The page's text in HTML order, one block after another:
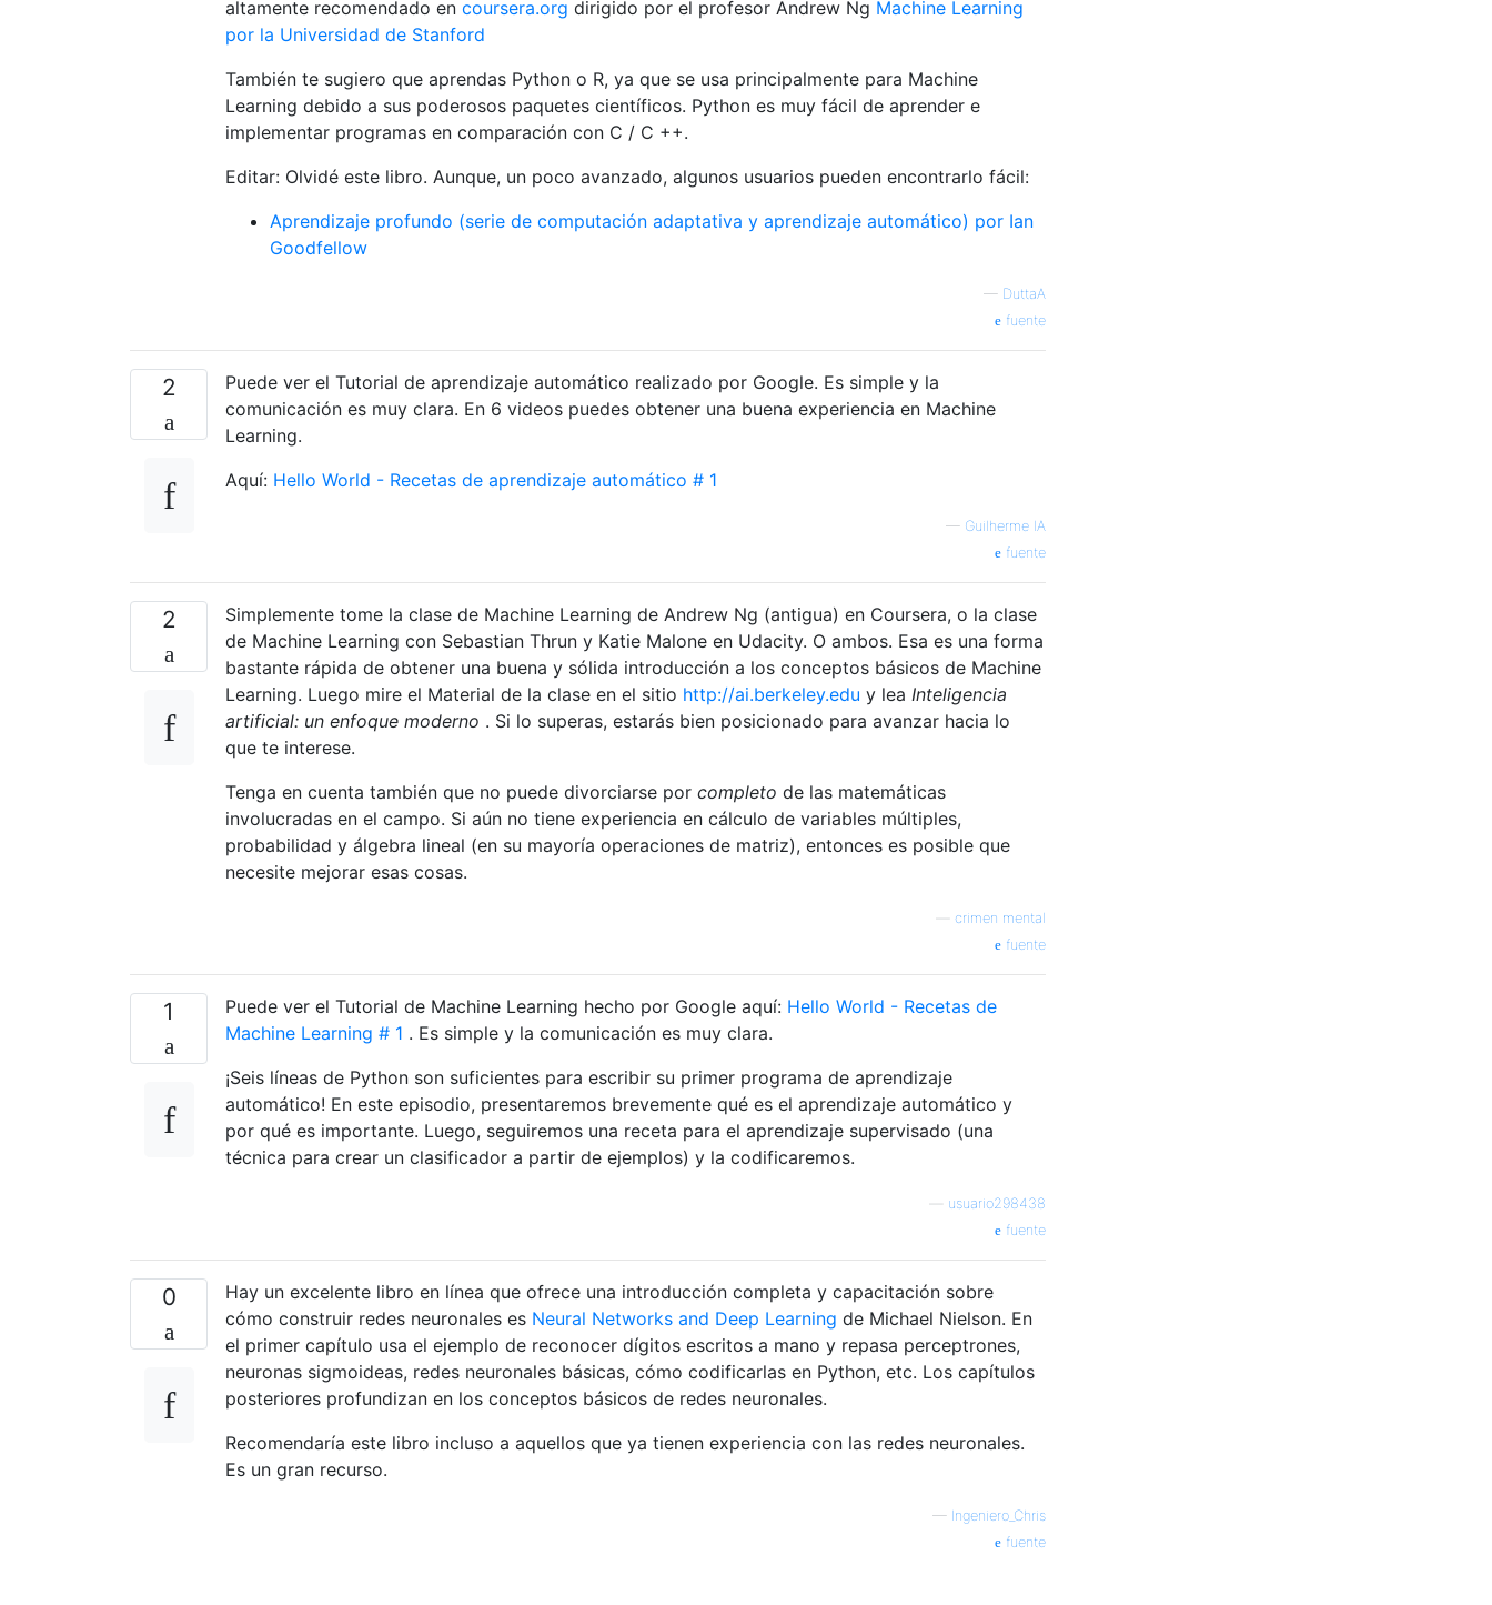
altamente recomendado en coursera.org dirigido por el profesor Andrew Ng Machine Learning
por la Universidad de Stanford
También te sugiero que aprendas Python o R, ya que se usa principalmente para Machine
Learning debido a sus poderosos paquetes científicos. Python es muy fácil de aprender e
implementar programas en comparación con C / C ++.
Editar: Olvidé este libro. Aunque, un poco avanzado, algunos usuarios pueden encontrarlo fácil:
Aprendizaje profundo (serie de computación adaptativa y aprendizaje automático) por Ian
Goodfellow
— DuttaA
fuente
2
Puede ver el Tutorial de aprendizaje automático realizado por Google. Es simple y la
comunicación es muy clara. En 6 videos puedes obtener una buena experiencia en Machine
Learning.
Aquí: Hello World - Recetas de aprendizaje automático # 1
— Guilherme IA
fuente
2
Simplemente tome la clase de Machine Learning de Andrew Ng (antigua) en Coursera, o la clase
de Machine Learning con Sebastian Thrun y Katie Malone en Udacity. O ambos. Esa es una forma
bastante rápida de obtener una buena y sólida introducción a los conceptos básicos de Machine
Learning. Luego mire el Material de la clase en el sitio http://ai.berkeley.edu y lea Inteligencia
artificial: un enfoque moderno . Si lo superas, estarás bien posicionado para avanzar hacia lo
que te interese.
Tenga en cuenta también que no puede divorciarse por completo de las matemáticas
involucradas en el campo. Si aún no tiene experiencia en cálculo de variables múltiples,
probabilidad y álgebra lineal (en su mayoría operaciones de matriz), entonces es posible que
necesite mejorar esas cosas.
crimen mental
fuente
1 Puede ver el Tutorial de Machine Learning hecho por Google aquí: Hello World - Recetas de
Machine Learning # 1 . Es simple y la comunicación es muy clara.
¡Seis líneas de Python son suficientes para escribir su primer programa de aprendizaje
automático! En este episodio, presentaremos brevemente qué es el aprendizaje automático y
por qué es importante. Luego, seguiremos una receta para el aprendizaje supervisado (una
técnica para crear un clasificador a partir de ejemplos) y la codificaremos.
usuario298438
fuente
0
Hay un excelente libro en línea que ofrece una introducción completa y capacitación sobre
cómo construir redes neuronales es Neural Networks and Deep Learning de Michael Nielson. En
el primer capítulo usa el ejemplo de reconocer dígitos escritos a mano y repasa perceptrones,
neuronas sigmoideas, redes neuronales básicas, cómo codificarlas en Python, etc. Los capítulos
posteriores profundizan en los conceptos básicos de redes neuronales.
Recomendaría este libro incluso a aquellos que ya tienen experiencia con las redes neuronales.
Es un gran recurso.
— Ingeniero_Chris
fuente